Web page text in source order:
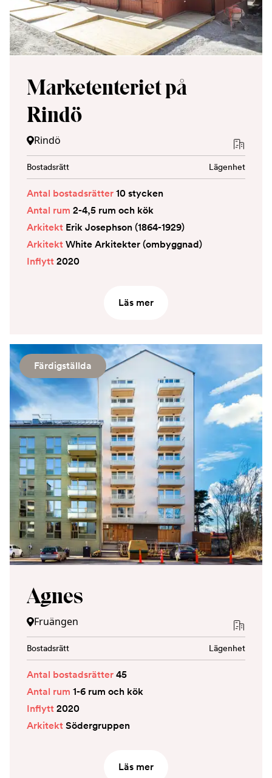
Marketenteriet på
Rindö
Rindö
Bostadsrätt Lägenhet
Antal bostadsrätter10 stycken
Antal rum 2-4,5 rum och kök
Arkitekt Erik Josephson (1864-1929)
ArkitektWhite Arkitekter (ombyggnad)
Inflytt2020
Läs mer
Färdigställda
Agnes
Fruängen
Bostadsrätt Lägenhet
Antal bostadsrätter45
Antal rum 1-6 rum och kök
Inflytt2020
ArkitektSödergruppen
Läs mer